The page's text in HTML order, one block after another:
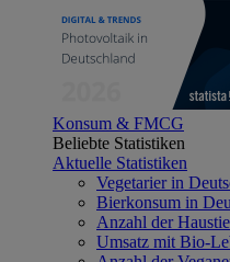
Konsum & FMCG
Beliebte Statistiken
Aktuelle Statistiken
Vegetarier in
Bierkonsum in
Anzahl der
Umsatz mit Bio-